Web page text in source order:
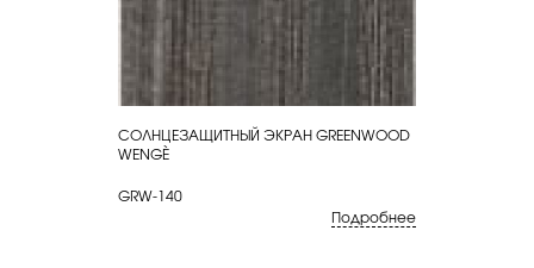
КУПИТЬ
СОЛНЦЕЗАЩИТНЫЙ ЭКРАН GREENWOOD
WENGÈ
GRW-140
Подробнее